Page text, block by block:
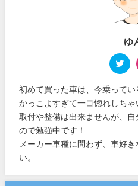
ゆ
初めて買った車は、今乗ってい
かっこよすぎて一目惚れしちゃ
取付や整備は出来ませんが、
ので勉強中です！
メーカー車種に問わず、車好
い。